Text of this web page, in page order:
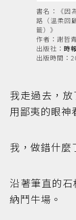
書名：《因
路（溫柔回
籤）》
作者：謝哲
出版社： 時
出版時間：
我走過去，
用鄙夷的眼神
我，做錯什麼
沿著筆直的
納鬥牛場。